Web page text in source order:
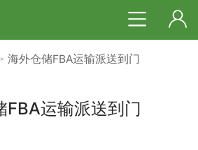
> 海外仓储FBA运输派送到门
FBA运输派送到门